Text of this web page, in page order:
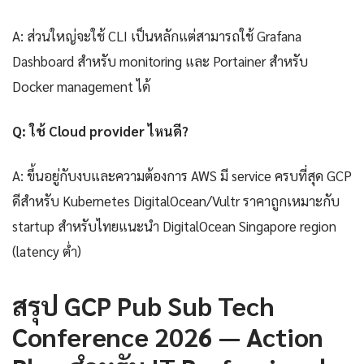
A: ส่วนใหญ่จะใช้ CLI เป็นหลักแต่สามารถใช้ Grafana
Dashboard สำหรับ monitoring และ Portainer สำหรับ
Docker management ได้
Q: ใช้ Cloud provider ไหนดี?
A: ขึ้นอยู่กับงบและความต้องการ AWS มี service ครบที่สุด GCP
ดีสำหรับ Kubernetes DigitalOcean/Vultr ราคาถูกเหมาะกับ
startup สำหรับไทยแนะนำ DigitalOcean Singapore region
(latency ต่ำ)
สรุป GCP Pub Sub Tech
Conference 2026 — Action